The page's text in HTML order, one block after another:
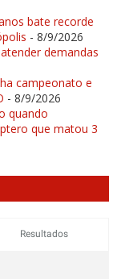
bate recorde
- 8/9/2026
demandas
campeonato e
- 8/9/2026
quando
que matou 3
Resultados